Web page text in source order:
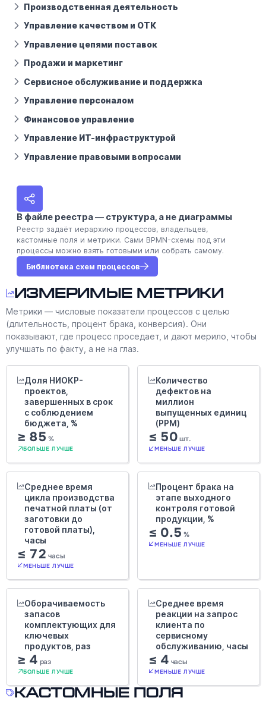
Производственная деятельность
Управление качеством и ОТК
Управление цепями поставок
Продажи и маркетинг
Сервисное обслуживание и поддержка
Управление персоналом
Финансовое управление
Управление ИТ-инфраструктурой
Управление правовыми вопросами
В файле реестра — структура, а не диаграммы
Реестр задаёт иерархию процессов, владельцев,
кастомные поля и метрики. Сами BPMN-схемы под эти
процессы можно взять готовыми или собрать самому.
Библиотека схем процессов
Измеримые метрики
Метрики — числовые показатели процессов с целью
(длительность, процент брака, конверсия). Они
показывают, где процесс проседает, и дают мерило, чтобы
улучшать по факту, а не на глаз.
Доля НИОКР-
проектов,
завершенных в срок
с соблюдением
бюджета, %
≥ 85 %
БОЛЬШЕ ЛУЧШЕ
Количество
дефектов на
миллион
выпущенных единиц
(PPM)
≤ 50шт.
МЕНЬШЕ ЛУЧШЕ
Среднее время
цикла производства
печатной платы (от
заготовки до
готовой платы),
часы
≤ 72 часы
МЕНЬШЕ ЛУЧШЕ
Процент брака на
этапе выходного
контроля готовой
продукции, %
≤ 0.5 %
МЕНЬШЕ ЛУЧШЕ
Оборачиваемость
запасов
комплектующих для
ключевых
продуктов, раз
≥ 4 раз
БОЛЬШЕ ЛУЧШЕ
Среднее время
реакции на запрос
клиента по
сервисному
обслуживанию, часы
≤ 4 часы
МЕНЬШЕ ЛУЧШЕ
Кастомные поля